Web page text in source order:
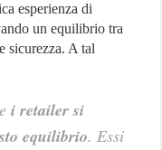
esperienza di
un equilibrio tra
sicurezza. A tal
i retailer si
equilibrio. Essi